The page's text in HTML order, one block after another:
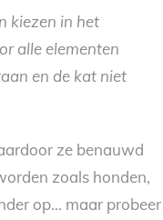
kiezen in het
alle elementen
en de kat niet
ze benauwd
zoals honden,
op… maar probeer